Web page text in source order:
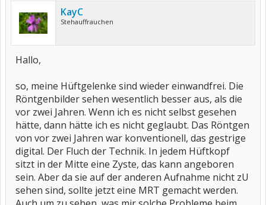
KayC
Stehauffrauchen
Hallo,
so, meine Hüftgelenke sind wieder einwandfrei. Die
Röntgenbilder sehen wesentlich besser aus, als die
vor zwei Jahren. Wenn ich es nicht selbst gesehen
hätte, dann hätte ich es nicht geglaubt. Das Röntgen
von vor zwei Jahren war konventionell, das gestrige
digital. Der Fluch der Technik. In jedem Hüftkopf
sitzt in der Mitte eine Zyste, das kann angeboren
sein. Aber da sie auf der anderen Aufnahme nicht zU
sehen sind, sollte jetzt eine MRT gemacht werden.